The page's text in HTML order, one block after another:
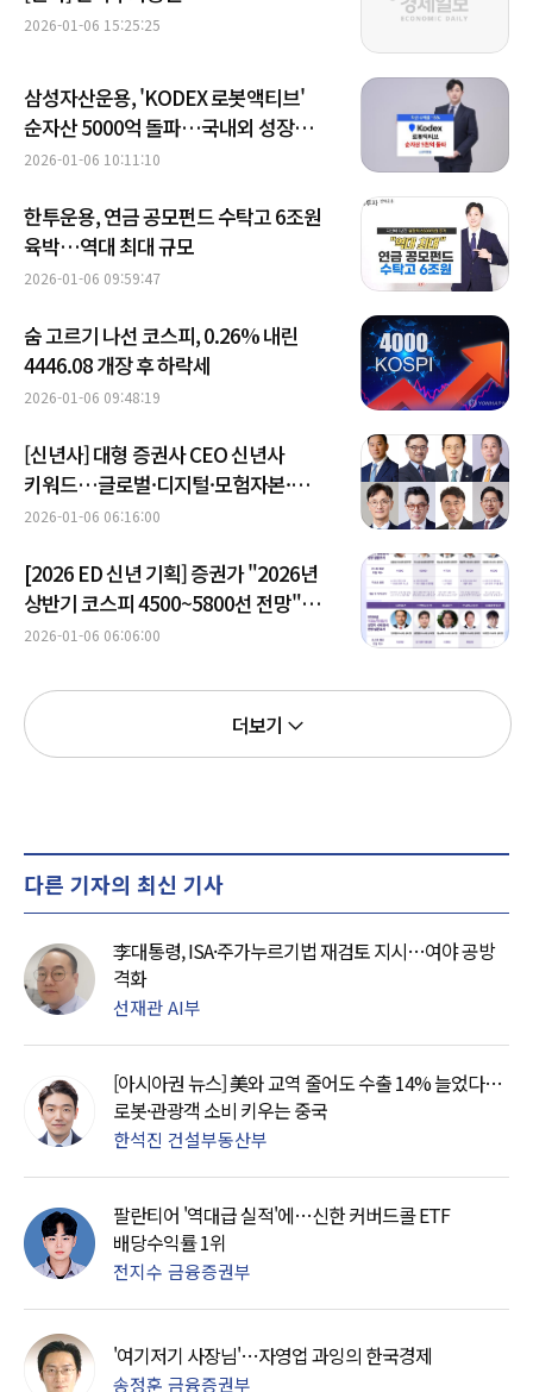
2026-01-06 15:25:25
삼성자산운용, 'KODEX 로봇액티브'
순자산 5000억 돌파…국내외 성장
모멘텀 작용
2026-01-06 10:11:10
한투운용, 연금 공모펀드 수탁고 6조원
육박…역대 최대 규모
2026-01-06 09:59:47
숨 고르기 나선 코스피, 0.26% 내린
4446.08 개장 후 하락세
2026-01-06 09:48:19
[신년사] 대형 증권사 CEO 신년사
키워드…글로벌·디지털·모험자본·
소비자 보호 방점
2026-01-06 06:16:00
[2026 ED 신년 기획] 증권가 "2026년
상반기 코스피 4500~5800선 전망"
(종합)
2026-01-06 06:06:00
더보기
다른 기자의 최신 기사
李대통령, ISA·주가누르기법 재검토 지시…여야 공방
격화
선재관 AI부
[아시아권 뉴스] 美와 교역 줄어도 수출 14% 늘었다…
로봇·관광객 소비 키우는 중국
한석진 건설부동산부
팔란티어 '역대급 실적'에…신한 커버드콜 ETF
배당수익률 1위
전지수 금융증권부
'여기저기 사장님'…자영업 과잉의 한국경제
송정훈 금융증권부